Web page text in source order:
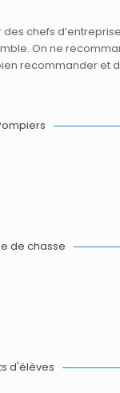
des chefs
On ne
recommander et
de chasse
d'élèves